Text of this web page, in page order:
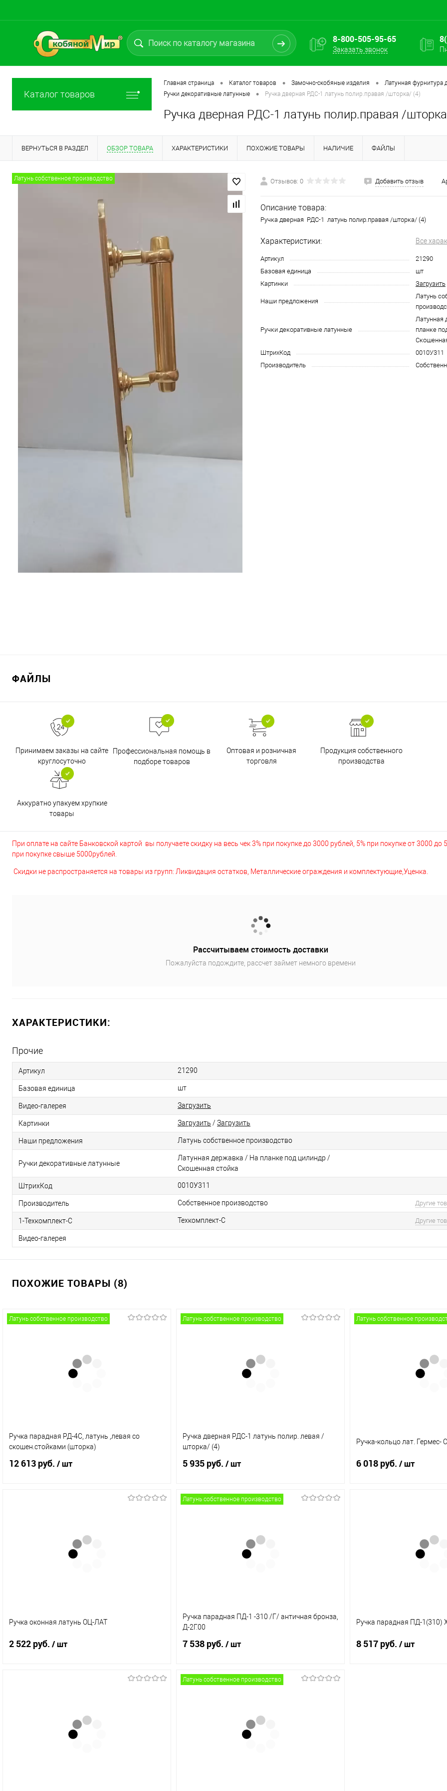
8-800-505-95-65
Заказать звонок
Каталог товаров
Главная страница • Каталог товаров • Замочно-скобяные изделия • Латунная фурнитура
Ручки декоративные латунные • Ручка дверная РДС-1 латунь полир.правая /шторка/ (4)
Ручка дверная РДС-1 латунь полир.правая /
ВЕРНУТЬСЯ В РАЗДЕЛ ОБЗОР ТОВАРА ХАРАКТЕРИСТИКИ ПОХОЖИЕ ТОВАРЫ НАЛИЧИЕ ФАЙЛЫ
Латунь собственное производство Отзывов: 0 Добавить отзыв
Описание товара:
Ручка дверная РДС-1 латунь полир.правая /шторка/ (4)
Характеристики: Все
Артикул
21290
Базовая единица
шт
Картинки
Загрузить
Наши предложения
Латунь
Ручки декоративные латунные
Латунная
планке
ШтрихКод
0010У311
Производитель
ФАЙЛЫ
Принимаем заказы на сайте
круглосуточно
Профессиональная помощь в
подборе товаров
Оптовая и розничная
торговля
Продукция собственного
производства
Аккуратно упакуем хрупкие
товары
При оплате на сайте Банковской картой вы получаете скидку на весь чек 3% при покупке до 3000 рублей, 5% при покупке от 3000 до
при покупке свыше 5000рублей.
Скидки не распространяется на товары из групп: Ликвидация остатков, Металлические ограждения и комплектующие,Уценка.
Рассчитываем стоимость доставки
Пожалуйста подождите, рассчет займет немного времени
ХАРАКТЕРИСТИКИ:
Прочие
Артикул 21290
Базовая единица шт
Видео-галерея Загрузить
Картинки Загрузить / Загрузить
Наши предложения Латунь собственное производство
Ручки декоративные латунные
Латунная державка / На планке под цилиндр /
Скошенная стойка
ШтрихКод 0010У311
Производитель Собственное производство Другие
1-Техкомплект-С Техкомплект-С Другие
Видео-галерея
ПОХОЖИЕ ТОВАРЫ (8)
Латунь собственное производство
Ручка парадная РД-4С, латунь ,левая со
скошен.стойками (шторка)
12 613 руб. / шт
Латунь собственное производство
Ручка дверная РДС-1 латунь полир. левая /
шторка/ (4)
5 935 руб. / шт
В корзину
Латунь собственное
Ручка-кольцо лат. Гермес- С
6 018 руб. / шт
Ручка оконная латунь ОЦ-ЛАТ
2 522 руб. / шт
Латунь собственное производство
Ручка парадная ПД-1 -310 /Г/ античная бронза,
Д-2Г.00
7 538 руб. / шт
В корзину
Ручка парадная ПД-1(310)
8 517 руб. / шт
Латунь собственное производство